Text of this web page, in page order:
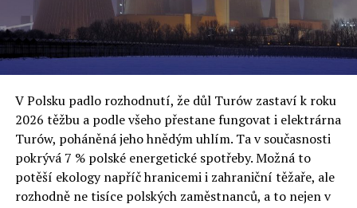
oslovuje své voliče, bublinu šílenců, kteří mu všechno
uvěří a nebudou se ptát na podrobnosti,“ řekl Rafał
Ziemkiewicz, redaktor týdeníku Do Rzeczy a ironicky
dodal: „Když se nynějšímu vedení státního hřebčince
podařilo prodat na aukci 10 plemenných koní za 600
000 euro, bylo to provládními médii oslavované jako
velký úspěch. Za vlády PiS se 14 koní prodalo za 2,5
milionu euro, což bylo stejnou mediální partou
komentováno jako konec polského chovu koní. Ve vidění
kontrolorů činnosti PiS ale určitě šlo při prodeji koní o
V Polsku padlo rozhodnutí, že důl Turów zastaví k roku
2026 těžbu a podle všeho přestane fungovat i elektrárna
Turów, poháněná jeho hnědým uhlím. Ta v současnosti
pokrývá 7 % polské energetické spotřeby. Možná to
potěší ekology napříč hranicemi i zahraniční těžaře, ale
rozhodně ne tisíce polských zaměstnanců, a to nejen v